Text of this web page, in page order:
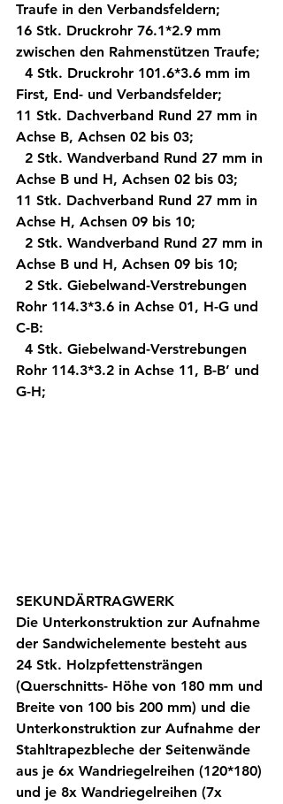
Traufe in den Verbandsfeldern;
16 Stk. Druckrohr 76.1*2.9 mm
zwischen den Rahmenstützen Traufe;
First, End- und Verbandsfelder;
11 Stk. Dachverband Rund 27 mm in
Achse B, Achsen 02 bis 03;
Achse B und H, Achsen 02 bis 03;
11 Stk. Dachverband Rund 27 mm in
Achse H, Achsen 09 bis 10;
Achse B und H, Achsen 09 bis 10;
Rohr 114.3*3.6 in Achse 01, H-G und
C-B:
Rohr 114.3*3.2 in Achse 11, B-B’ und
G-H;
SEKUNDÄRTRAGWERK
Die Unterkonstruktion zur Aufnahme
der Sandwichelemente besteht aus
24 Stk. Holzpfettensträngen
(Querschnitts- Höhe von 180 mm und
Breite von 100 bis 200 mm) und die
Unterkonstruktion zur Aufnahme der
Stahltrapezbleche der Seitenwände
aus je 6x Wandriegelreihen (120*180)
und je 8x Wandriegelreihen (7x